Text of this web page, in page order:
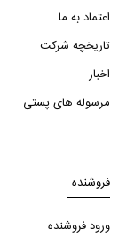
اعتماد به ما
تاریخچه شرکت
اخبار
مرسوله های پستی
فروشنده
ورود فروشنده